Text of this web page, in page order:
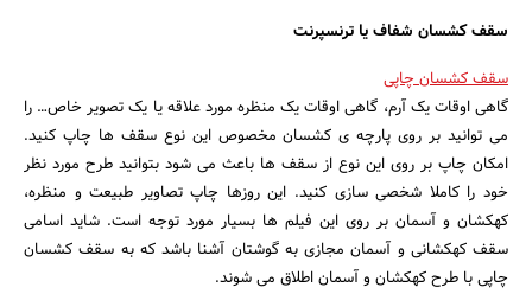
سقف کشسان شفاف یا ترنسپرنت
سقف کشسان چاپی
گاهی اوقات یک آرم، گاهی اوقات یک منظره مورد علاقه یا یک تصویر خاص… را
می توانید بر روی پارچه ی کشسان مخصوص این نوع سقف ها چاپ کنید.
امکان چاپ بر روی این نوع از سقف ها باعث می شود بتوانید طرح مورد نظر
خود را کاملا شخصی سازی کنید. این روزها چاپ تصاویر طبیعت و منظره،
کهکشان و آسمان بر روی این فیلم ها بسیار مورد توجه است. شاید اسامی
سقف کهکشانی و آسمان مجازی به گوشتان آشنا باشد که به سقف کشسان
چاپی با طرح کهکشان و آسمان اطلاق می شوند.